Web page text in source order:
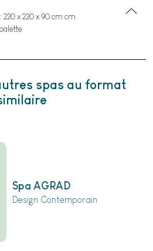
220 x 220 x 90 cm cm
spas au format
Spa AGRAD
Design Contemporain